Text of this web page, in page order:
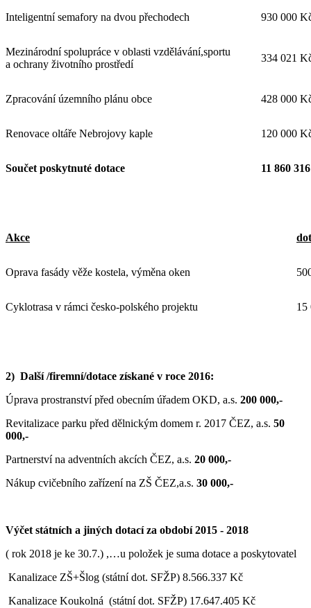
Inteligentní semafory na dvou přechodech 930 000
Mezinárodní spolupráce v oblasti vzdělávání,sportu
a ochrany životního prostředí
334 021
Zpracování územního plánu obce 428 000
Renovace oltáře Nebrojovy kaple 120 000
Součet poskytnuté dotace 11 860
Akce
Oprava fasády věže kostela, výměna oken
Cyklotrasa v rámci česko-polského projektu 15
2) Další /firemní/dotace získané v roce 2016:
Úprava prostranství před obecním úřadem OKD, a.s. 200 000,-
Revitalizace parku před dělnickým domem r. 2017 ČEZ, a.s. 50
000,-
Partnerství na adventních akcích ČEZ, a.s. 20 000,-
Nákup cvičebního zařízení na ZŠ ČEZ,a.s. 30 000,-
Výčet státních a jiných dotací za období 2015 - 2018
( rok 2018 je ke 30.7.) ,…u položek je suma dotace a poskytovatel
Kanalizace ZŠ+Šlog (státní dot. SFŽP) 8.566.337 Kč
Kanalizace Koukolná (státní dot. SFŽP) 17.647.405 Kč